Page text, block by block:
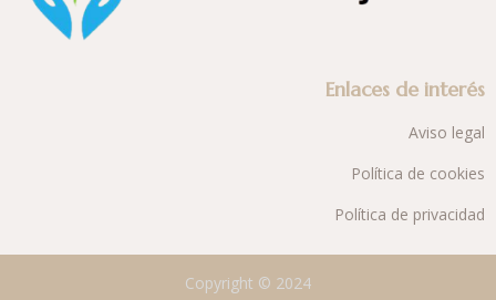
Enlaces de interés
Aviso legal
Política de cookies
Política de privacidad
Copyright © 2024